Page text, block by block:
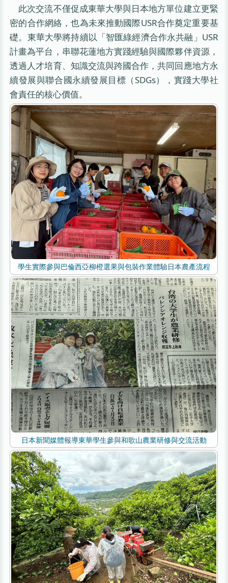
此次交流不僅促成東華大學與日本地方單位建立更緊
密的合作網絡，也為未來推動國際USR合作奠定重要基
礎。東華大學將持續以「智匯綠經濟合作永共融」USR
計畫為平台，串聯花蓮地方實踐經驗與國際夥伴資源，
透過人才培育、知識交流與跨國合作，共同回應地方永
續發展與聯合國永續發展目標（SDGs），實踐大學社
會責任的核心價值。
學生實際參與巴倫西亞柳橙選果與包裝作業體驗日本農產流程
日本新聞媒體報導東華學生參與和歌山農業研修與交流活動